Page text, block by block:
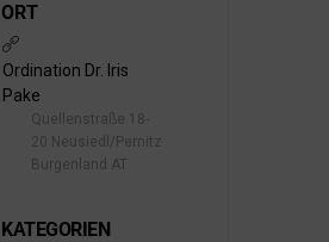
ORT
Ordination Dr. Iris
Pake
Quellenstraße 18-
20 Neusiedl/Pernitz
Burgenland AT
KATEGORIEN